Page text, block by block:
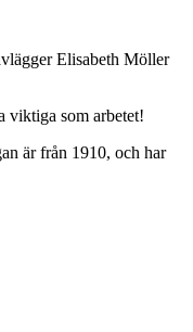
Elisabeth Möller
viktiga som arbetet!
är från 1910, och har